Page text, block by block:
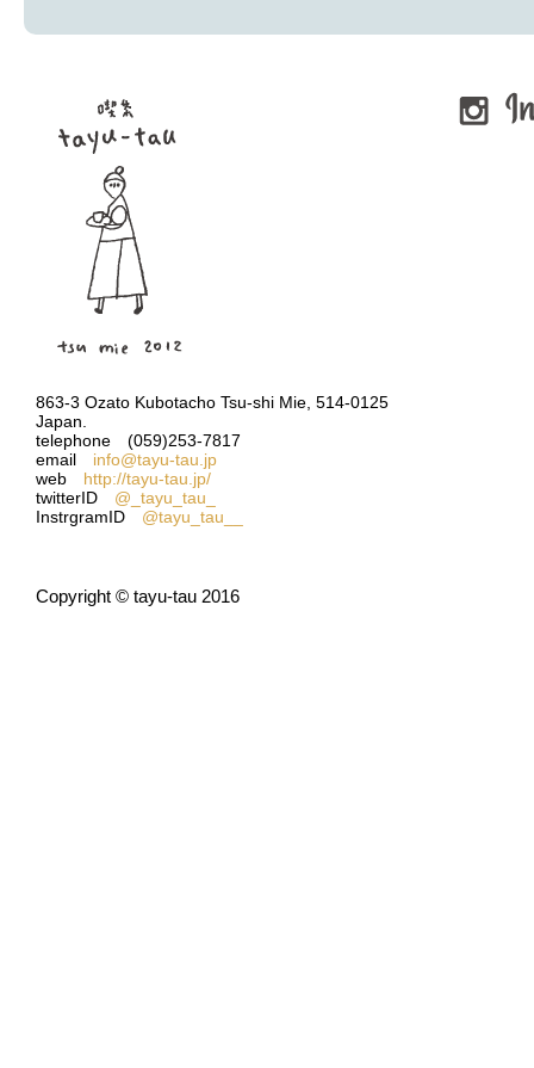
863-3 Ozato Kubotacho Tsu-shi Mie, 514-0125
Japan.
telephone (059)253-7817
email info@tayu-tau.jp
web http://tayu-tau.jp/
twitterID @_tayu_tau_
InstrgramID @tayu_tau__
Copyright © tayu-tau 2016